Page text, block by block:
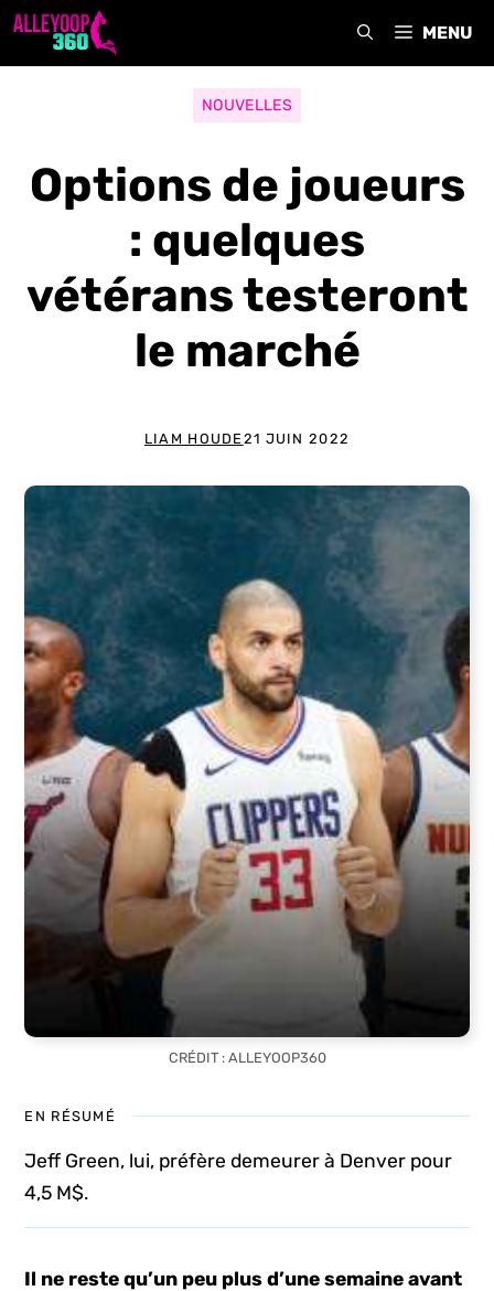
Aller
MENU
NOUVELLES
Options de joueurs
: quelques
vétérans testeront
le marché
LIAM HOUDE 21 JUIN 2022
CRÉDIT : ALLEYOOP360
EN RÉSUMÉ
Jeff Green, lui, préfère demeurer à Denver pour
4,5 M$.
Il ne reste qu’un peu plus d’une semaine avant